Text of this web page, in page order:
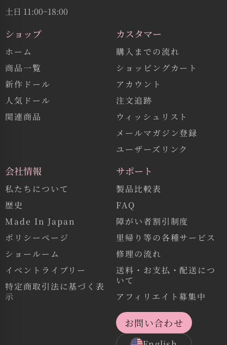
土日 11:00~18:00
ショップ
ホーム
商品一覧
新作ドール
人気ドール
関連商品
カスタマー
購入までの流れ
ショッピングカート
アカウント
注文追跡
ウィッシュリスト
メールマガジン登録
ユーザーズリンク
会社情報
私たちについて
歴史
Made In Japan
ポリシーページ
ショールーム
イベントライブリー
特定商取引法に基づく表
示
サポート
製品比較表
FAQ
障がい者割引制度
里帰り等の各種サービス
修理の流れ
送料・お支払・配送につ
いて
アフィリエイト募集中
お問い合わせ